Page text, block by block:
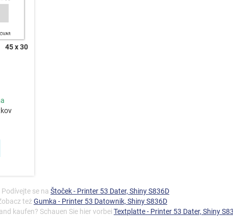
45 x 30
se na Štoček - Printer 53 Dater, Shiny S836D
też Gumka - Printer 53 Datownik, Shiny S836D
kaufen? Schauen Sie hier vorbei Textplatte - Printer 53 Dater, Shiny